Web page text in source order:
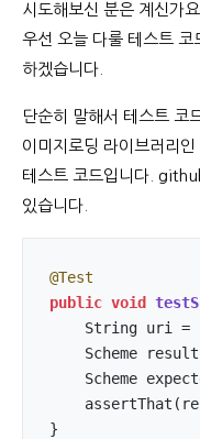
시도해보신 분은 계신가
우선 오늘 다룰 테스트 코
하겠습니다.
단순히 말해서 테스트 코
이미지로딩 라이브러리
테스트 코드입니다.
있습니다.
@Test
public void
    String uri =
Scheme
Scheme
}